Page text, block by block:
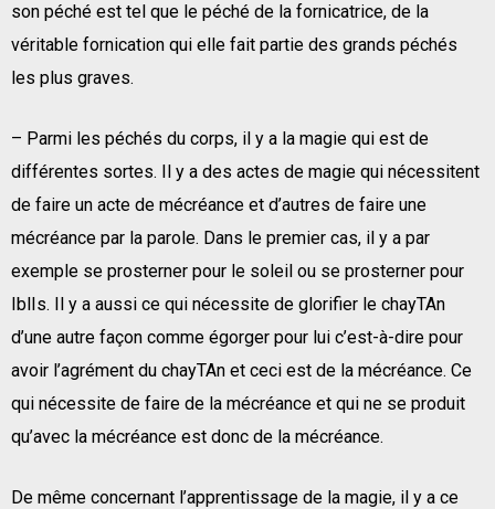
son péché est tel que le péché de la fornicatrice, de la
véritable fornication qui elle fait partie des grands péchés
les plus graves.
– Parmi les péchés du corps, il y a la magie qui est de
différentes sortes. Il y a des actes de magie qui nécessitent
de faire un acte de mécréance et d’autres de faire une
mécréance par la parole. Dans le premier cas, il y a par
exemple se prosterner pour le soleil ou se prosterner pour
IblIs. Il y a aussi ce qui nécessite de glorifier le chayTAn
d’une autre façon comme égorger pour lui c’est-à-dire pour
avoir l’agrément du chayTAn et ceci est de la mécréance. Ce
qui nécessite de faire de la mécréance et qui ne se produit
qu’avec la mécréance est donc de la mécréance.
De même concernant l’apprentissage de la magie, il y a ce